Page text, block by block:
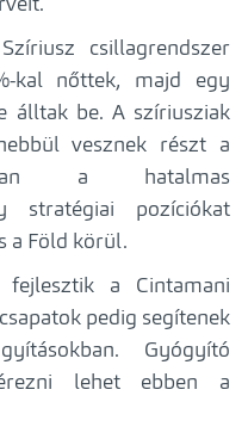
csillagrendszer
kal nőttek, majd egy
álltak be. A szíriusziak
vesznek részt a
a hatalmas
stratégiai pozíciókat
a Föld körül.
a Cintamani
pedig segítenek
Gyógyító
lehet ebben a